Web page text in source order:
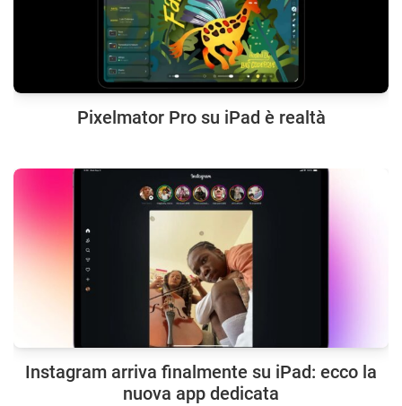
Pixelmator Pro su iPad è realtà
Instagram arriva finalmente su iPad: ecco la
nuova app dedicata